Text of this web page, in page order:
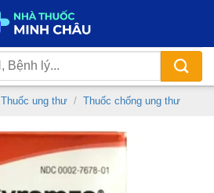
Thuốc ung thư / Thuốc chống ung thư